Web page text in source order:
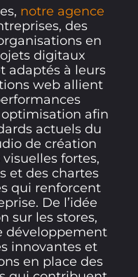
notre agence
des
en
digitaux
adaptés à leurs
web allient
afin
actuels du
de création
fortes,
et des chartes
qui renforcent
De l’idée
sur les stores,
développement
innovantes et
en place des